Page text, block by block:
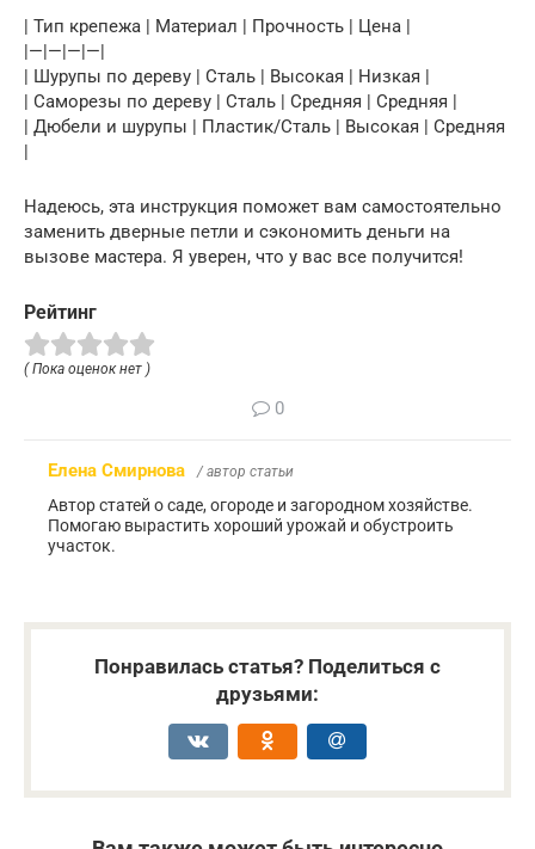
| Тип крепежа | Материал | Прочность | Цена |
|—|—|—|—|
| Шурупы по дереву | Сталь | Высокая | Низкая |
| Саморезы по дереву | Сталь | Средняя | Средняя |
| Дюбели и шурупы | Пластик/Сталь | Высокая | Средняя
Надеюсь, эта инструкция поможет вам самостоятельно
заменить дверные петли и сэкономить деньги на
вызове мастера. Я уверен, что у вас все получится!
Рейтинг
( Пока оценок нет )
0
Елена Смирнова / автор статьи
Автор статей о саде, огороде и загородном хозяйстве.
Помогаю вырастить хороший урожай и обустроить
участок.
Понравилась статья? Поделиться с
друзьями: